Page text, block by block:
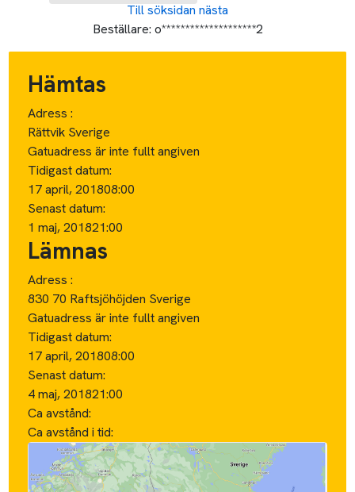
Till söksidan nästa
Beställare: o********************2
Hämtas
Adress :
Rättvik Sverige
Gatuadress är inte fullt angiven
Tidigast datum:
17 april, 201808:00
Senast datum:
1 maj, 201821:00
Lämnas
Adress :
830 70 Raftsjöhöjden Sverige
Gatuadress är inte fullt angiven
Tidigast datum:
17 april, 201808:00
Senast datum:
4 maj, 201821:00
Ca avstånd:
Ca avstånd i tid: